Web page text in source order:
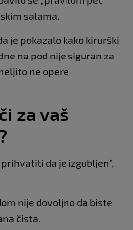
salama.
je pokazalo kako kirurški
na pod nije siguran za
ne opere
za vaš
da je izgubljen”,
nije dovoljno da biste
čista.